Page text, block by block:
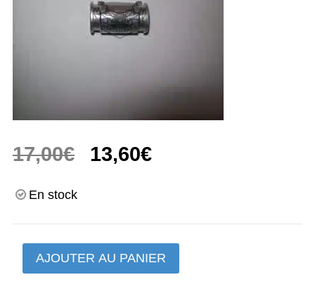
17,00€
Le
était :
17,00€.
13,60€Le
est :
13,60€.
En stock
quantité
de
AJOUTER AU PANIER